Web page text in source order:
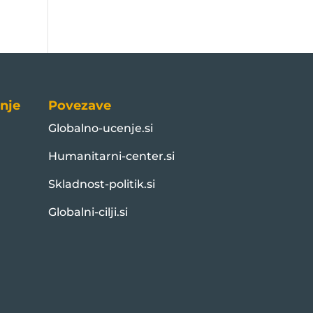
Povezave
Globalno-ucenje.si
Humanitarni-center.si
Skladnost-politik.si
Globalni-cilji.si